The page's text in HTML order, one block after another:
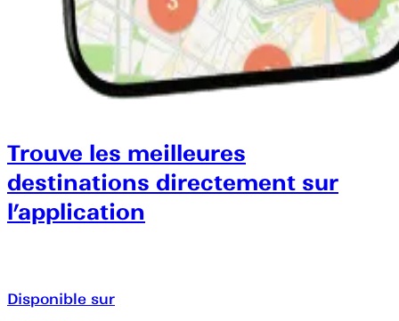
Trouve les meilleures
destinations directement sur
l’application
Disponible sur